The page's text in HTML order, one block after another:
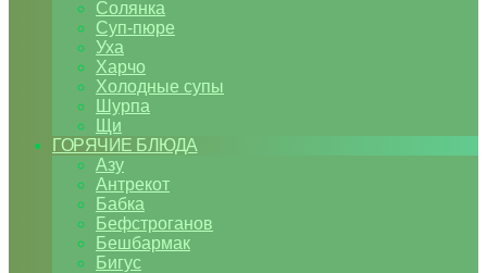
Солянка
Суп-пюре
Уха
Харчо
Холодные супы
Шурпа
Щи
ГОРЯЧИЕ БЛЮДА
Азу
Антрекот
Бабка
Бефстроганов
Бешбармак
Бигус